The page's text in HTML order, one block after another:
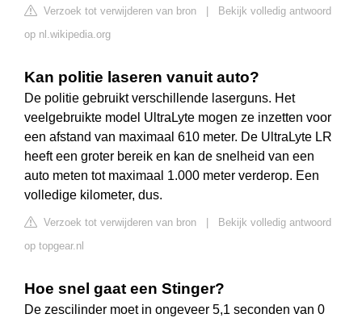
Verzoek tot verwijderen van bron
Bekijk volledig antwoord
op nl.wikipedia.org
Kan politie laseren vanuit auto?
De politie gebruikt verschillende laserguns. Het
veelgebruikte model UltraLyte mogen ze inzetten voor
een afstand van maximaal 610 meter. De UltraLyte LR
heeft een groter bereik en kan de snelheid van een
auto meten tot maximaal 1.000 meter verderop. Een
volledige kilometer, dus.
Verzoek tot verwijderen van bron
Bekijk volledig antwoord
op topgear.nl
Hoe snel gaat een Stinger?
De zescilinder moet in ongeveer 5,1 seconden van 0